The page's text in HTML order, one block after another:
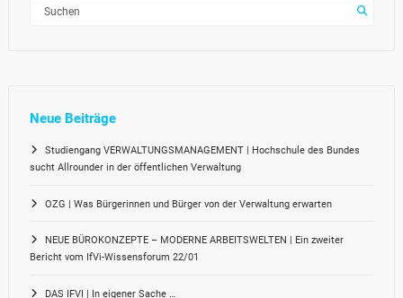
Neue Beiträge
Studiengang VERWALTUNGSMANAGEMENT | Hochschule des Bundes
sucht Allrounder in der öffentlichen Verwaltung
OZG | Was Bürgerinnen und Bürger von der Verwaltung erwarten
NEUE BÜROKONZEPTE – MODERNE ARBEITSWELTEN | Ein zweiter
Bericht vom IfVi-Wissensforum 22/01
DAS IFVI | In eigener Sache …